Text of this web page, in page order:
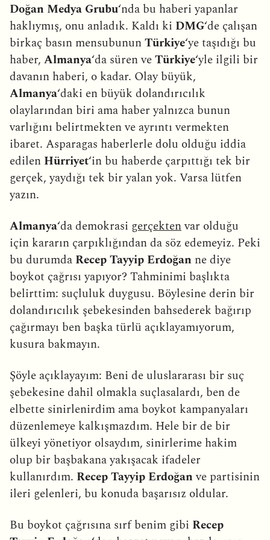
Doğan Medya Grubu‘nda bu haberi yapanlar
haklıymış, onu anladık. Kaldı ki DMG‘de çalışan
birkaç basın mensubununTürkiye‘ye taşıdığı bu
haber, Almanya‘da süren veTürkiye‘yle ilgili bir
davanın haberi, o kadar. Olay büyük,
Almanya‘daki en büyük dolandırıcılık
olaylarından biri ama haber yalnızca bunun
varlığını belirtmekten ve ayrıntı vermekten
ibaret. Asparagas haberlerle dolu olduğu iddia
edilen Hürriyet‘in bu haberde çarpıttığı tek bir
gerçek, yaydığı tek bir yalan yok. Varsa lütfen
yazın.
Almanya‘da demokrasi gerçektenvar olduğu
için kararın çarpıklığından da söz edemeyiz. Peki
bu durumda Recep Tayyip Erdoğan ne diye
boykot çağrısı yapıyor? Tahminimi başlıkta
belirttim: suçluluk duygusu. Böylesine derin bir
dolandırıcılık şebekesinden bahsederek bağırıp
çağırmayı ben başka türlü açıklayamıyorum,
kusura bakmayın.
Şöyle açıklayayım: Beni de uluslararası bir suç
şebekesine dahil olmakla suçlasalardı, ben de
elbette sinirlenirdim ama boykot kampanyaları
düzenlemeye kalkışmazdım. Hele bir de bir
ülkeyi yönetiyor olsaydım, sinirlerime hakim
olup bir başbakana yakışacak ifadeler
kullanırdım. Recep Tayyip Erdoğanve partisinin
ileri gelenleri, bu konuda başarısız oldular.
Bu boykot çağrısına sırf benim gibi Recep